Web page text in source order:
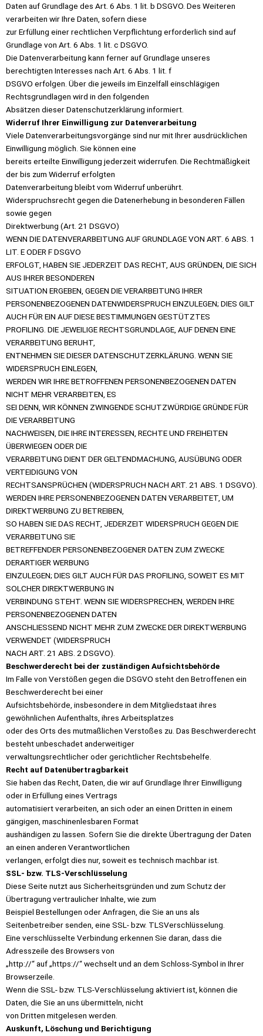
Daten auf Grundlage des Art. 6 Abs. 1 lit. b DSGVO. Des Weiteren
verarbeiten wir Ihre Daten, sofern diese
zur Erfüllung einer rechtlichen Verpflichtung erforderlich sind auf
Grundlage von Art. 6 Abs. 1 lit. c DSGVO.
Die Datenverarbeitung kann ferner auf Grundlage unseres
berechtigten Interesses nach Art. 6 Abs. 1 lit. f
DSGVO erfolgen. Über die jeweils im Einzelfall einschlägigen
Rechtsgrundlagen wird in den folgenden
Absätzen dieser Datenschutzerklärung informiert.
Widerruf Ihrer Einwilligung zur Datenverarbeitung
Viele Datenverarbeitungsvorgänge sind nur mit Ihrer ausdrücklichen
Einwilligung möglich. Sie können eine
bereits erteilte Einwilligung jederzeit widerrufen. Die Rechtmäßigkeit
der bis zum Widerruf erfolgten
Datenverarbeitung bleibt vom Widerruf unberührt.
Widerspruchsrecht gegen die Datenerhebung in besonderen Fällen
sowie gegen
Direktwerbung (Art. 21 DSGVO)
WENN DIE DATENVERARBEITUNG AUF GRUNDLAGE VON ART. 6 ABS. 1
LIT. E ODER F DSGVO
ERFOLGT, HABEN SIE JEDERZEIT DAS RECHT, AUS GRÜNDEN, DIE SICH
AUS IHRER BESONDEREN
SITUATION ERGEBEN, GEGEN DIE VERARBEITUNG IHRER
PERSONENBEZOGENEN DATENWIDERSPRUCH EINZULEGEN; DIES GILT
AUCH FÜR EIN AUF DIESE BESTIMMUNGEN GESTÜTZTES
PROFILING. DIE JEWEILIGE RECHTSGRUNDLAGE, AUF DENEN EINE
VERARBEITUNG BERUHT,
ENTNEHMEN SIE DIESER DATENSCHUTZERKLÄRUNG. WENN SIE
WIDERSPRUCH EINLEGEN,
WERDEN WIR IHRE BETROFFENEN PERSONENBEZOGENEN DATEN
NICHT MEHR VERARBEITEN, ES
SEI DENN, WIR KÖNNEN ZWINGENDE SCHUTZWÜRDIGE GRÜNDE FÜR
DIE VERARBEITUNG
NACHWEISEN, DIE IHRE INTERESSEN, RECHTE UND FREIHEITEN
ÜBERWIEGEN ODER DIE
VERARBEITUNG DIENT DER GELTENDMACHUNG, AUSÜBUNG ODER
VERTEIDIGUNG VON
RECHTSANSPRÜCHEN (WIDERSPRUCH NACH ART. 21 ABS. 1 DSGVO).
WERDEN IHRE PERSONENBEZOGENEN DATEN VERARBEITET, UM
DIREKTWERBUNG ZU BETREIBEN,
SO HABEN SIE DAS RECHT, JEDERZEIT WIDERSPRUCH GEGEN DIE
VERARBEITUNG SIE
BETREFFENDER PERSONENBEZOGENER DATEN ZUM ZWECKE
DERARTIGER WERBUNG
EINZULEGEN; DIES GILT AUCH FÜR DAS PROFILING, SOWEIT ES MIT
SOLCHER DIREKTWERBUNG IN
VERBINDUNG STEHT. WENN SIE WIDERSPRECHEN, WERDEN IHRE
PERSONENBEZOGENEN DATEN
ANSCHLIESSEND NICHT MEHR ZUM ZWECKE DER DIREKTWERBUNG
VERWENDET (WIDERSPRUCH
NACH ART. 21 ABS. 2 DSGVO).
Beschwerderecht bei der zuständigen Aufsichtsbehörde
Im Falle von Verstößen gegen die DSGVO steht den Betroffenen ein
Beschwerderecht bei einer
Aufsichtsbehörde, insbesondere in dem Mitgliedstaat ihres
gewöhnlichen Aufenthalts, ihres Arbeitsplatzes
oder des Orts des mutmaßlichen Verstoßes zu. Das Beschwerderecht
besteht unbeschadet anderweitiger
verwaltungsrechtlicher oder gerichtlicher Rechtsbehelfe.
Recht auf Datenübertragbarkeit
Sie haben das Recht, Daten, die wir auf Grundlage Ihrer Einwilligung
oder in Erfüllung eines Vertrags
automatisiert verarbeiten, an sich oder an einen Dritten in einem
gängigen, maschinenlesbaren Format
aushändigen zu lassen. Sofern Sie die direkte Übertragung der Daten
an einen anderen Verantwortlichen
verlangen, erfolgt dies nur, soweit es technisch machbar ist.
SSL- bzw. TLS-Verschlüsselung
Diese Seite nutzt aus Sicherheitsgründen und zum Schutz der
Übertragung vertraulicher Inhalte, wie zum
Beispiel Bestellungen oder Anfragen, die Sie an uns als
Seitenbetreiber senden, eine SSL- bzw. TLSVerschlüsselung.
Eine verschlüsselte Verbindung erkennen Sie daran, dass die
Adresszeile des Browsers von
„http://“ auf „https://“ wechselt und an dem Schloss-Symbol in Ihrer
Browserzeile.
Wenn die SSL- bzw. TLS-Verschlüsselung aktiviert ist, können die
Daten, die Sie an uns übermitteln, nicht
von Dritten mitgelesen werden.
Auskunft, Löschung und Berichtigung